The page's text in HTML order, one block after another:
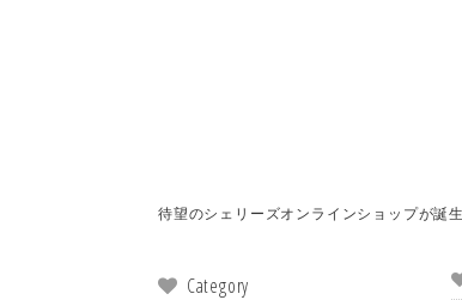
待望のシェリーズオンラインショップが誕
Category